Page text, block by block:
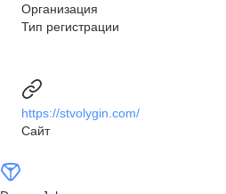
Организация
Тип регистрации
https://stvolygin.com/
Сайт